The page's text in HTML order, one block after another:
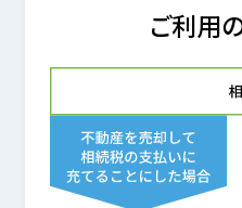
ご利用